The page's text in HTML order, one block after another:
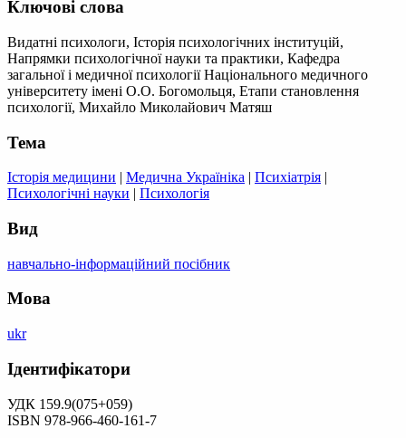
Ключові слова
Видатні психологи, Історія психологічних інституцій,
Напрямки психологічної науки та практики, Кафедра
загальної і медичної психології Національного медичного
університету імені О.О. Богомольця, Етапи становлення
психології, Михайло Миколайович Матяш
Тема
Історія медицини | Медична Україніка | Психіатрія |
Психологічні науки | Психологія
Вид
навчально-інформаційний посібник
Мова
ukr
Ідентифікатори
УДК 159.9(075+059)
ISBN 978-966-460-161-7